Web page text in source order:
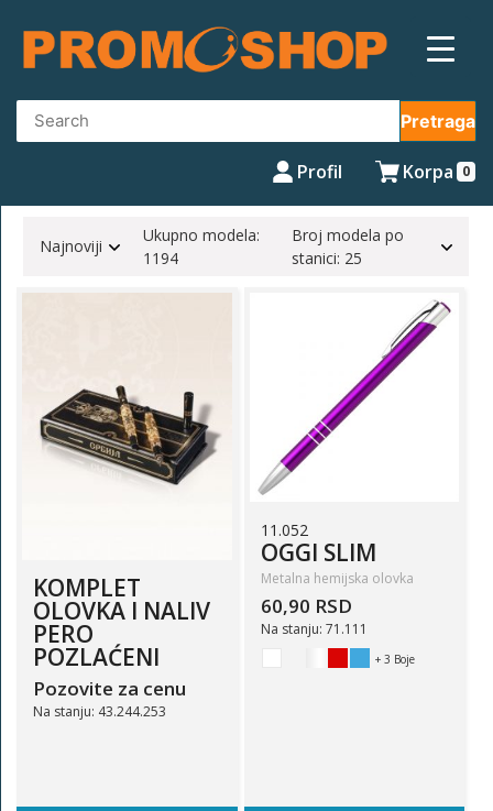
content
Pretraga
Profil Korpa 0
Najnoviji
Ukupno modela:
1194
Broj modela po
stanici: 25
KOMPLET
OLOVKA I NALIV
PERO
POZLAĆENI
Pozovite za cenu
Na stanju: 43.244.253
11.052
OGGI SLIM
Metalna hemijska olovka
60,90 RSD
Na stanju: 71.111
+ 3 Boje